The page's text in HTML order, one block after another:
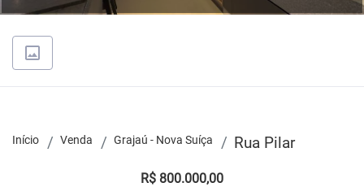
Início Venda Grajaú - Nova Suíça Rua Pilar
R$ 800.000,00